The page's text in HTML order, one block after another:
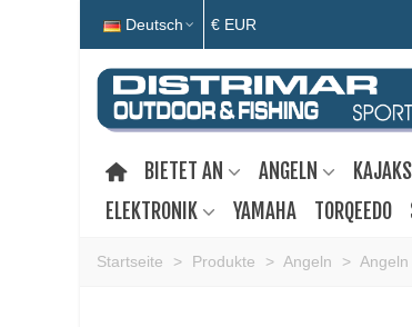
Deutsch € EUR
BIETET AN ANGELN
ELEKTRONIK
YAMAHA TORQEEDO
Startseite > Produkte > Angeln > Angeln